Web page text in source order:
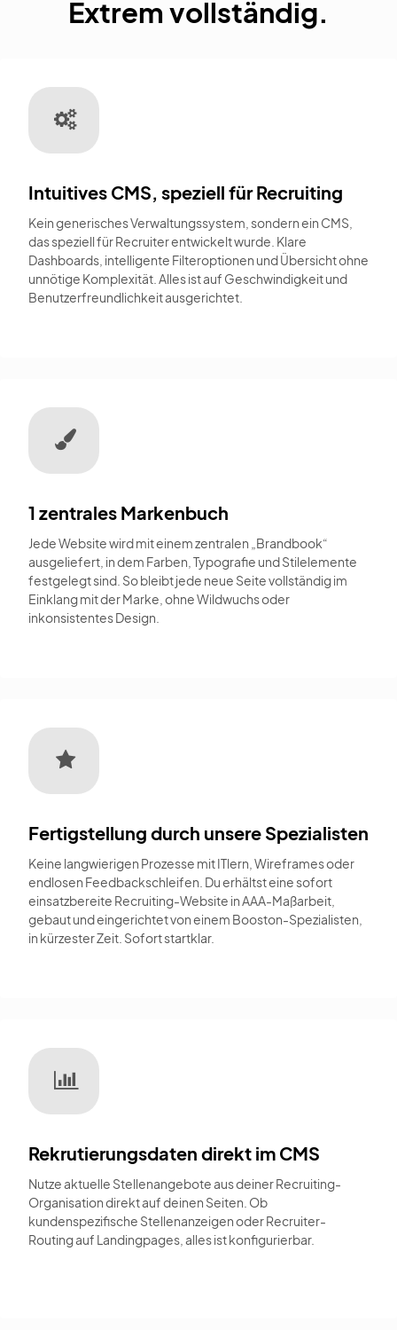
Extrem vollständig.
Intuitives CMS, speziell für Recruiting
Kein generisches Verwaltungssystem, sondern ein CMS,
das speziell für Recruiter entwickelt wurde. Klare
Dashboards, intelligente Filteroptionen und Übersicht ohne
unnötige Komplexität. Alles ist auf Geschwindigkeit und
Benutzerfreundlichkeit ausgerichtet.
1 zentrales Markenbuch
Jede Website wird mit einem zentralen „Brandbook“
ausgeliefert, in dem Farben, Typografie und Stilelemente
festgelegt sind. So bleibt jede neue Seite vollständig im
Einklang mit der Marke, ohne Wildwuchs oder
inkonsistentes Design.
Fertigstellung durch unsere Spezialisten
Keine langwierigen Prozesse mit ITlern, Wireframes oder
endlosen Feedbackschleifen. Du erhältst eine sofort
einsatzbereite Recruiting-Website in AAA-Maßarbeit,
gebaut und eingerichtet von einem Booston-Spezialisten,
in kürzester Zeit. Sofort startklar.
Rekrutierungsdaten direkt im CMS
Nutze aktuelle Stellenangebote aus deiner Recruiting-
Organisation direkt auf deinen Seiten. Ob
kundenspezifische Stellenanzeigen oder Recruiter-
Routing auf Landingpages, alles ist konfigurierbar.